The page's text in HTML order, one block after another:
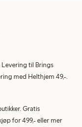
til Brings
med Helthjem 49,-.
Gratis
for 499,- eller mer